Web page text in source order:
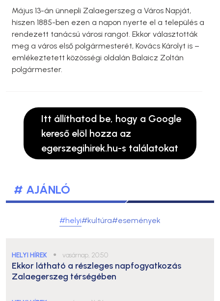
Május 13-án ünnepli Zalaegerszeg a Város Napját,
hiszen 1885-ben ezen a napon nyerte el a település a
rendezett tanácsú városi rangot. Ekkor választották
meg a város első polgármesterét, Kovács Károlyt is –
emlékeztetett közösségi oldalán Balaicz Zoltán
polgármester.
Itt állíthatod be, hogy a Google
kereső elöl hozza az
egerszegihirek.hu-s találatokat
# AJÁNLÓ
#helyi#kultúra#események
HELYI HÍREK ● vasárnap, 20:50
Ekkor látható a részleges napfogyatkozás
Zalaegerszeg térségében